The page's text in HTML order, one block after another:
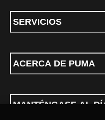
SERVICIOS
ACERCA DE PUMA
MANTÉNGASE AL